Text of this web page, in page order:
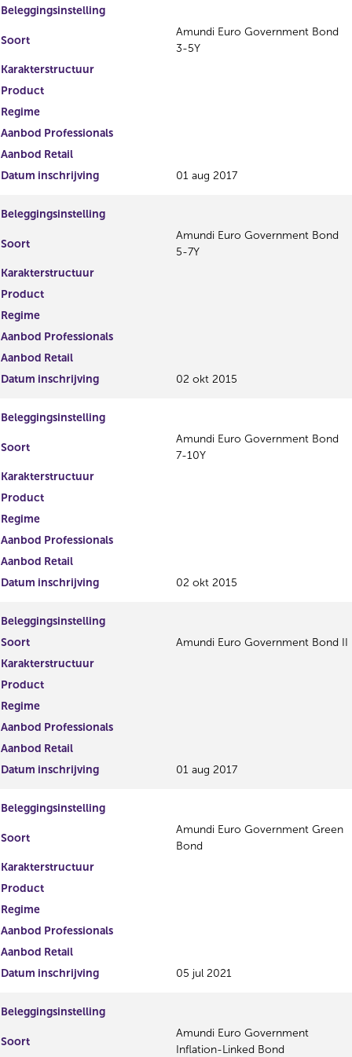
Beleggingsinstelling
Soort
Amundi Euro Government Bond
3-5Y
Karakterstructuur
Product
Regime
Aanbod Professionals
Aanbod Retail
Datum inschrijving
01 aug 2017
Beleggingsinstelling
Soort
Amundi Euro Government Bond
5-7Y
Karakterstructuur
Product
Regime
Aanbod Professionals
Aanbod Retail
Datum inschrijving
02 okt 2015
Beleggingsinstelling
Soort
Amundi Euro Government Bond
7-10Y
Karakterstructuur
Product
Regime
Aanbod Professionals
Aanbod Retail
Datum inschrijving
02 okt 2015
Beleggingsinstelling
Soort
Amundi Euro Government Bond II
Karakterstructuur
Product
Regime
Aanbod Professionals
Aanbod Retail
Datum inschrijving
01 aug 2017
Beleggingsinstelling
Soort
Amundi Euro Government Green
Bond
Karakterstructuur
Product
Regime
Aanbod Professionals
Aanbod Retail
Datum inschrijving
05 jul 2021
Beleggingsinstelling
Soort
Amundi Euro Government
Inflation-Linked Bond